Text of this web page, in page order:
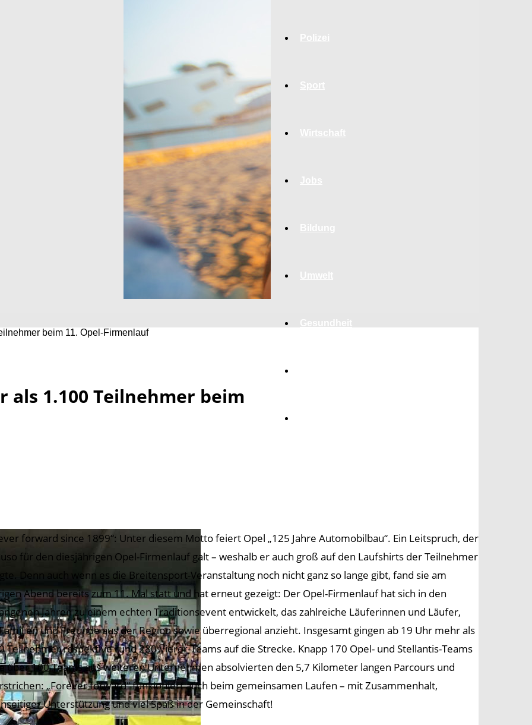
Gesundheit
beim 11. Opel-Firmenlauf
als 1.100 Teilnehmer beim
forward since 1899“: Unter diesem Motto feiert Opel „125 Jahre Automobilbau“. Ein Leitspruch, der
für den diesjährigen Opel-Firmenlauf galt – weshalb er auch groß auf den Laufshirts der Teilnehmer
Denn auch wenn es die Breitensport-Veranstaltung noch nicht ganz so lange gibt, fand sie am
Abend bereits zum 11. Mal statt und hat erneut gezeigt: Der Opel-Firmenlauf hat sich in den
Jahren zu einem echten Traditionsevent entwickelt, das zahlreiche Läuferinnen und Läufer,
und Freunde aus der Region sowie überregional anzieht. Insgesamt gingen ab 19 Uhr mehr als
Teilnehmer respektive rund 280 Vierer-Teams auf die Strecke. Knapp 170 Opel- und Stellantis-Teams
über 100 Teams aus weiteren Unternehmen absolvierten den 5,7 Kilometer langen Parcours und
„Forever forward“ funkioniert auch beim gemeinsamen Laufen – mit Zusammenhalt,
Unterstützung und viel Spaß in der Gemeinschaft!